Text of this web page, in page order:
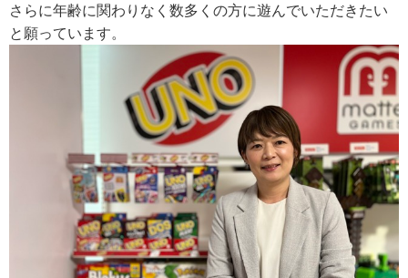
さらに年齢に関わりなく数多くの方に遊んでいただきたい
と願っています。